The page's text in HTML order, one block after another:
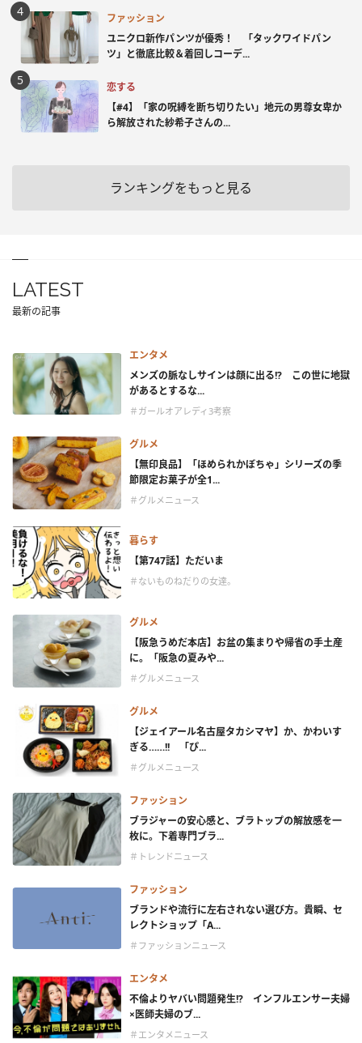
ファッション
ユニクロ新作パンツが優秀！ 「タックワイドパン
ツ」と徹底比較＆着回しコーデ...
恋する
【#4】「家の呪縛を断ち切りたい」地元の男尊女卑か
ら解放された紗希子さんの...
ランキングをもっと見る
LATEST
最新の記事
エンタメ
メンズの脈なしサインは顔に出る!? この世に地獄
があるとするな...
＃ガールオアレディ3考察
グルメ
【無印良品】「ほめられかぼちゃ」シリーズの季
節限定お菓子が全1...
＃グルメニュース
暮らす
【第747話】ただいま
＃ないものねだりの女達。
グルメ
【阪急うめだ本店】お盆の集まりや帰省の手土産
に。「阪急の夏みや...
＃グルメニュース
グルメ
【ジェイアール名古屋タカシマヤ】か、かわいす
ぎる……!! 「ぴ...
＃グルメニュース
ファッション
ブラジャーの安心感と、ブラトップの解放感を一
枚に。下着専門ブラ...
＃トレンドニュース
ファッション
ブランドや流行に左右されない選び方。貴瞬、セ
レクトショップ「A...
＃ファッションニュース
エンタメ
不倫よりヤバい問題発生!? インフルエンサー夫婦
×医師夫婦のブ...
＃エンタメニュース